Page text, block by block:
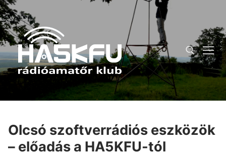
Ugrás
a
tartalomra
Keresése:
Olcsó szoftverrádiós eszközök
– előadás a HA5KFU-tól